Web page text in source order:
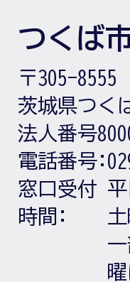
つくば
〒305-8555
茨城県つく
法人番号
電話番号:
窓口受付
時間: